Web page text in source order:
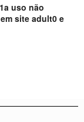
uso não
site adult0 e